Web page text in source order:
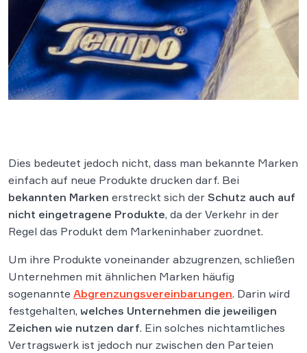
Dies bedeutet jedoch nicht, dass man bekannte Marken
einfach auf neue Produkte drucken darf. Bei
bekannten Marken erstreckt sich der Schutz auch auf
nicht eingetragene Produkte, da der Verkehr in der
Regel das Produkt dem Markeninhaber zuordnet.
Um ihre Produkte voneinander abzugrenzen, schließen
Unternehmen mit ähnlichen Marken häufig
sogenannte Abgrenzungsvereinbarungen. Darin wird
festgehalten, welches Unternehmen die jeweiligen
Zeichen wie nutzen darf. Ein solches nichtamtliches
Vertragswerk ist jedoch nur zwischen den Parteien